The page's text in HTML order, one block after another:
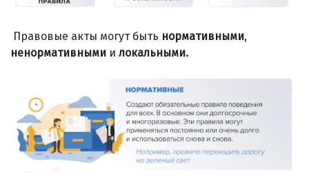
Правовые акты могут быть нормативными,
ненормативными и локальными.